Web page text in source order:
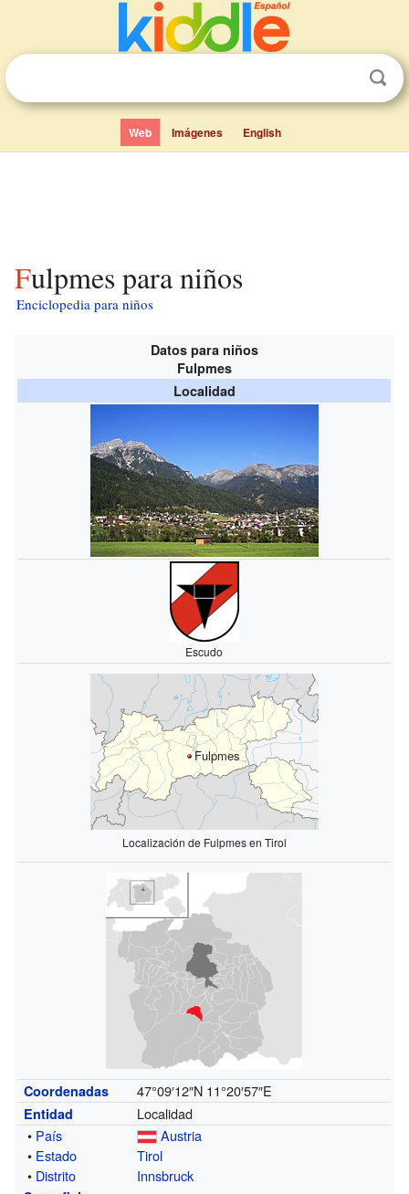
Web Imágenes English
Fulpmes para niños
Enciclopedia para niños
Datos para niños
Fulpmes
Localidad
Escudo
Fulpmes
Localización de Fulpmes en Tirol
Coordenadas 47°09′12″N 11°20′57″E
Entidad
Localidad
• País
Austria
• Estado
Tirol
• Distrito Innsbruck